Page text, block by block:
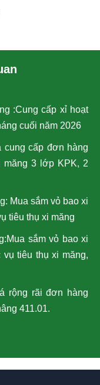
:Cung cấp xỉ hoạt
cuối năm 2026
cung cấp đơn hàng
măng 3 lớp KPK, 2
Mua sắm vỏ bao xi
tiêu thụ xi măng
sắm vỏ bao xi
tiêu thụ xi măng,
rộng rãi đơn hàng
411.01.